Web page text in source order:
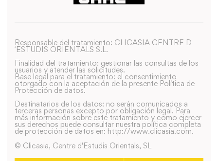
Responsable del tratamiento: CLICASIA CENTRE D
´ESTUDIS ORIENTALS S.L.
Finalidad del tratamiento: gestionar las consultas de los
usuarios y atender las solicitudes.
Base legal para el tratamiento: el consentimiento
otorgado con la aceptación de la presente Política de
Protección de datos.
Destinatarios de los datos: no serán comunicados a
terceras personas excepto por obligación legal. Para
más información sobre este tratamiento y como ejercer
sus derechos puede consultar nuestra política completa
de protección de datos en: http://www.clicasia.com.
© Clicasia, Centre d'Estudis Orientals, SL